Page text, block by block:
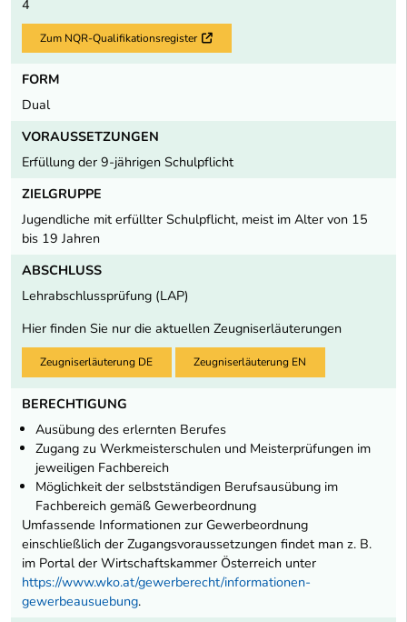
4
Zum NQR-Qualifikationsregister Externer Link
FORM
Dual
VORAUSSETZUNGEN
Erfüllung der 9-jährigen Schulpflicht
ZIELGRUPPE
Jugendliche mit erfüllter Schulpflicht, meist im Alter von 15
bis 19 Jahren
ABSCHLUSS
Lehrabschlussprüfung (LAP)
Hier finden Sie nur die aktuellen Zeugniserläuterungen
Zeugniserläuterung DE Zeugniserläuterung EN
BERECHTIGUNG
Ausübung des erlernten Berufes
Zugang zu Werkmeisterschulen und Meisterprüfungen im
jeweiligen Fachbereich
Möglichkeit der selbstständigen Berufsausübung im
Fachbereich gemäß Gewerbeordnung
Umfassende Informationen zur Gewerbeordnung
einschließlich der Zugangsvoraussetzungen findet man z. B.
im Portal der Wirtschaftskammer Österreich unter
https://www.wko.at/gewerberecht/informationen-
gewerbeausuebung.